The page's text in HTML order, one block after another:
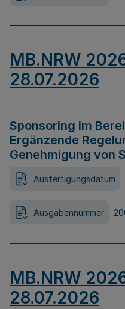
MB.NRW
28.07.2026
Sponsoring im
Ergänzende
Genehmigung von
Ausfertigungsdatum
Ausgabennummer
MB.NRW
28.07.2026